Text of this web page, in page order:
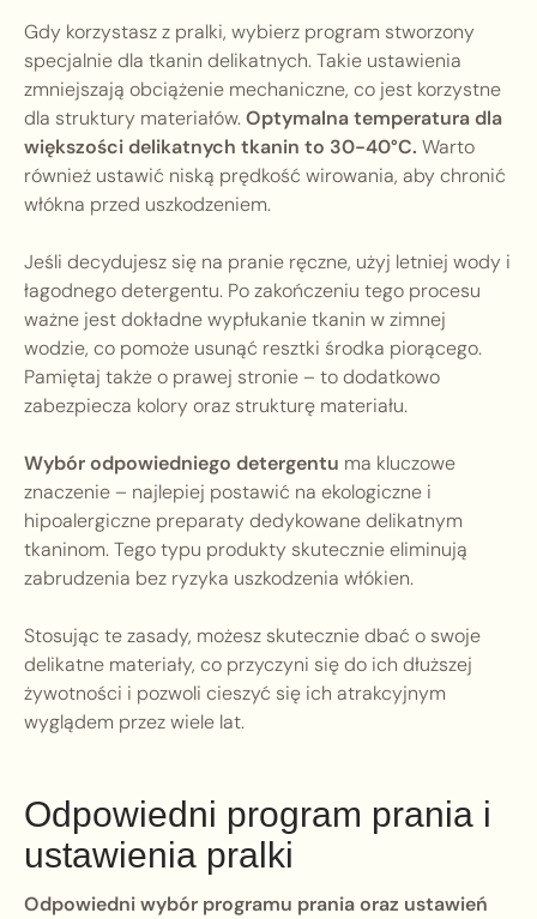
Gdy korzystasz z pralki, wybierz program stworzony
specjalnie dla tkanin delikatnych. Takie ustawienia
zmniejszają obciążenie mechaniczne, co jest korzystne
dla struktury materiałów.Optymalna temperatura dla
większości delikatnych tkanin to 30-40°C. Warto
również ustawić niską prędkość wirowania, aby chronić
włókna przed uszkodzeniem.
Jeśli decydujesz się na pranie ręczne, użyj letniej wody i
łagodnego detergentu. Po zakończeniu tego procesu
ważne jest dokładne wypłukanie tkanin w zimnej
wodzie, co pomoże usunąć resztki środka piorącego.
Pamiętaj także o prawej stronie – to dodatkowo
zabezpiecza kolory oraz strukturę materiału.
Wybór odpowiedniego detergentu ma kluczowe
znaczenie – najlepiej postawić na ekologiczne i
hipoalergiczne preparaty dedykowane delikatnym
tkaninom. Tego typu produkty skutecznie eliminują
zabrudzenia bez ryzyka uszkodzenia włókien.
Stosując te zasady, możesz skutecznie dbać o swoje
delikatne materiały, co przyczyni się do ich dłuższej
żywotności i pozwoli cieszyć się ich atrakcyjnym
wyglądem przez wiele lat.
Odpowiedni program prania i
ustawienia pralki
Odpowiedni wybór programu prania oraz ustawień